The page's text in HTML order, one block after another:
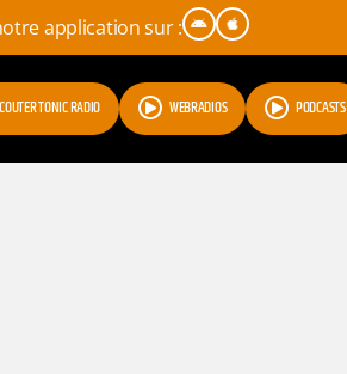
application sur :
TONIC RADIO WEBRADIOS PODCASTS